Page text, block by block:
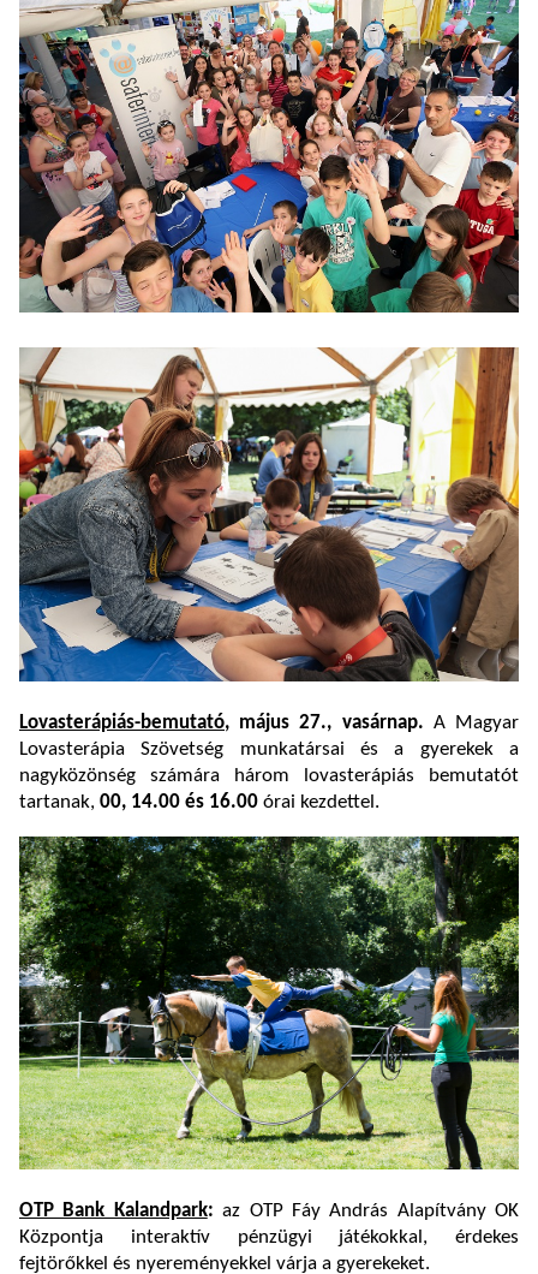
Lovasterápiás-bemutató, május 27., vasárnap. A Magyar
Lovasterápia Szövetség munkatársai és a gyerekek a
nagyközönség számára három lovasterápiás bemutatót
tartanak, 00, 14.00 és 16.00 órai kezdettel.
OTP Bank Kalandpark: az OTP Fáy András Alapítvány OK
Központja interaktív pénzügyi játékokkal, érdekes
fejtörőkkel és nyereményekkel várja a gyerekeket.